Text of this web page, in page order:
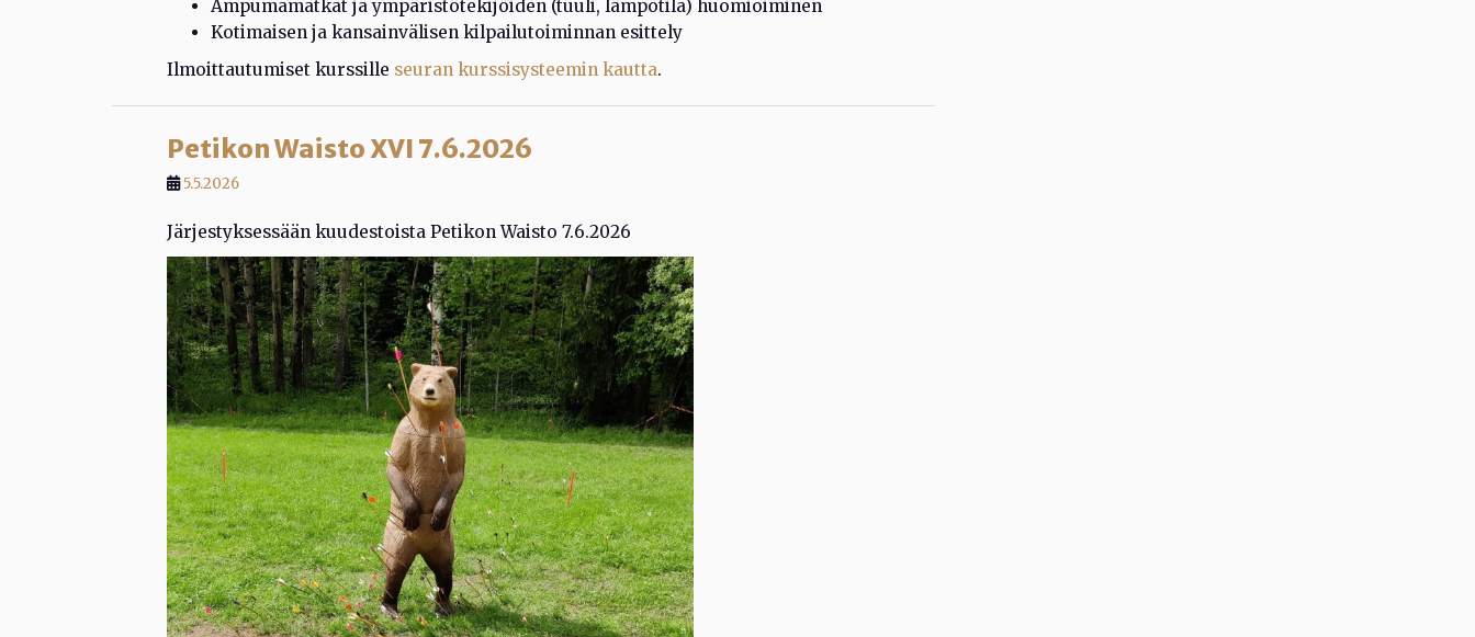
Ampumamatkat ja ympäristötekijöiden (tuuli, lämpötila) huomioiminen
Kotimaisen ja kansainvälisen kilpailutoiminnan esittely
Ilmoittautumiset kurssille seuran kurssisysteemin kautta.
Petikon Waisto XVI 7.6.2026
5.5.2026
Järjestyksessään kuudestoista Petikon Waisto 7.6.2026